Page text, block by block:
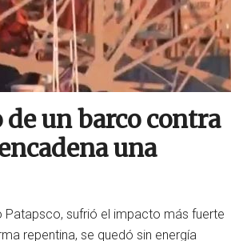
un barco contra
una
Patapsco, sufrió el impacto más fuerte
repentina, se quedó sin energía